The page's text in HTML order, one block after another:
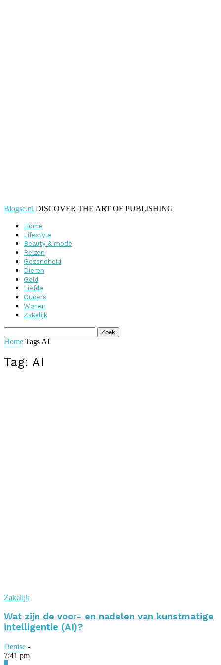
Blogse.nl DISCOVER THE ART OF PUBLISHING
Home
Lifestyle
Beauty & mode
Reizen
Gezondheid
Dieren
Geld
Liefde
Ouders
Wonen
Zakelijk
Home Tags AI
Tag: AI
Zakelijk
Wat zijn de voor- en nadelen van kunstmatige
intelligentie (AI)?
Denise -
7:41 pm